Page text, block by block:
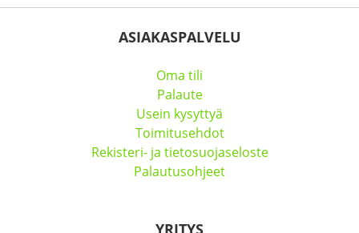
ASIAKASPALVELU
Oma tili
Palaute
Usein kysyttyä
Toimitusehdot
Rekisteri- ja tietosuojaseloste
Palautusohjeet
YRITYS